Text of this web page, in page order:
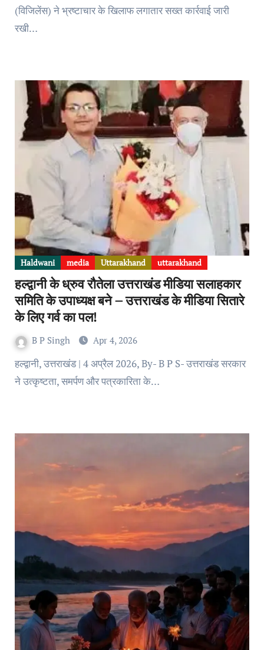
(विजिलेंस) ने भ्रष्टाचार के खिलाफ लगातार सख्त कार्रवाई जारी
रखी…
Haldwani media Uttarakhand uttarakhand
हल्द्वानी के ध्रुव रौतेला उत्तराखंड मीडिया सलाहकार
समिति के उपाध्यक्ष बने – उत्तराखंड के मीडिया सितारे
के लिए गर्व का पल!
B P Singh Apr 4, 2026
हल्द्वानी, उत्तराखंड | 4 अप्रैल 2026, By- B P S- उत्तराखंड सरकार
ने उत्कृष्टता, समर्पण और पत्रकारिता के…